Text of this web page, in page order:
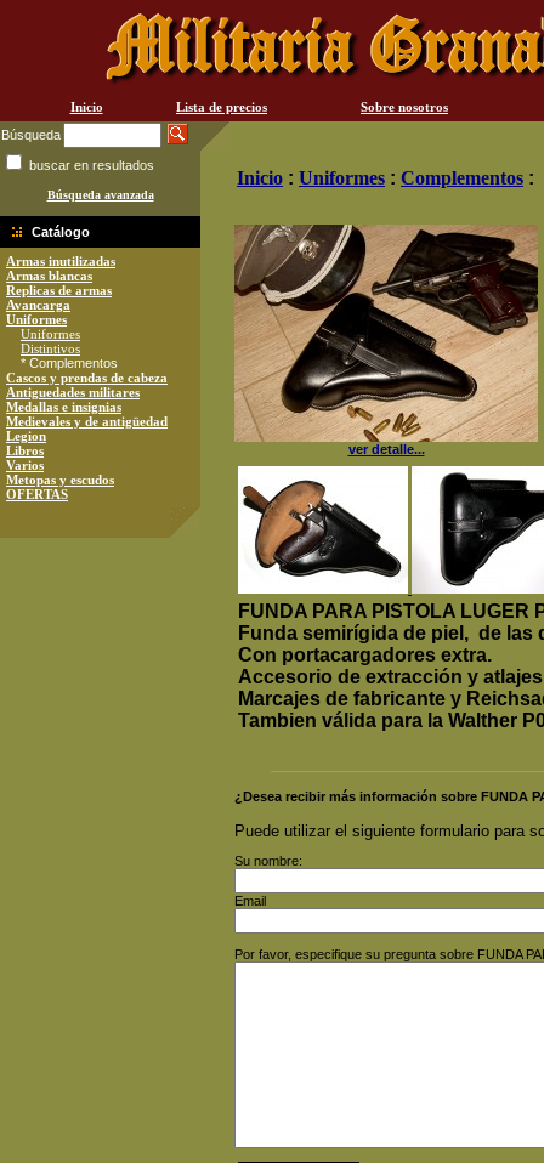
Inicio Lista de precios
Sobre nosotros
Búsqueda
buscar en resultados
Búsqueda avanzada
Catálogo
Armas inutilizadas
Armas blancas
Replicas de armas
Avancarga
Uniformes
Uniformes
Distintivos
* Complementos
Cascos y prendas de cabeza
Antiguedades militares
Medallas e insignias
Medievales y de antigüedad
Legion
Libros
Varios
Metopas y escudos
OFERTAS
Inicio : Uniformes : Complementos :
ver detalle...
FUNDA PARA PISTOLA LUGER
Funda semirígida de piel, de las
Con portacargadores extra.
Accesorio de extracción y
Marcajes de fabricante y
Tambien válida para la Walther
¿Desea recibir más información sobre FUNDA
Puede utilizar el siguiente formulario para
Su nombre:
Email
Por favor, especifique su pregunta sobre FUNDA